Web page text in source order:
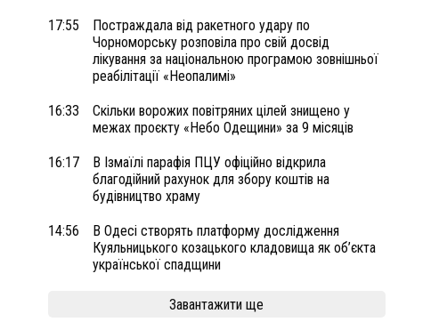
17:55
Постраждала від ракетного удару по
Чорноморську розповіла про свій досвід
лікування за національною програмою зовнішньої
реабілітації «Неопалимі»
16:33
Скільки ворожих повітряних цілей знищено у
межах проєкту «Небо Одещини» за 9 місяців
16:17
В Ізмаїлі парафія ПЦУ офіційно відкрила
благодійний рахунок для збору коштів на
будівництво храму
14:56
В Одесі створять платформу дослідження
Куяльницького козацького кладовища як об’єкта
української спадщини
Завантажити ще